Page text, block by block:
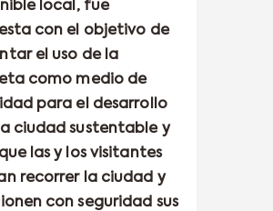
local, fue
con el objetivo de
el uso de la
como medio de
para el desarrollo
ciudad sustentable y
las y los visitantes
recorrer la ciudad y
con seguridad sus